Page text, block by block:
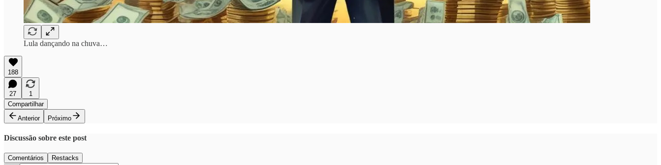
Lula dançando na chuva…
188
27
1
Compartilhar
Anterior
Próximo
Discussão sobre este post
Comentários Restacks